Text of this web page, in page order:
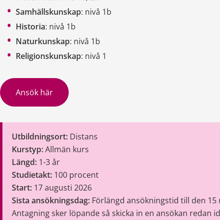
Samhällskunskap: nivå 1b
Historia: nivå 1b
Naturkunskap: nivå 1b
Religionskunskap: nivå 1
Ansök här
Utbildningsort: Distans
Kurstyp: Allmän kurs
Längd: 1-3 år
Studietakt: 100 procent
Start: 17 augusti 2026
Sista ansökningsdag: Förlängd ansökningstid till den 15
Antagning sker löpande så skicka in en ansökan redan